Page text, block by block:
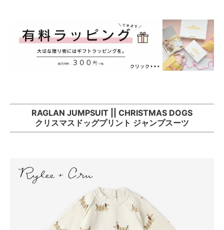
RAGLAN JUMPSUIT || CHRISTMAS DOGS
クリスマスドッグプリント ジャンプスーツ